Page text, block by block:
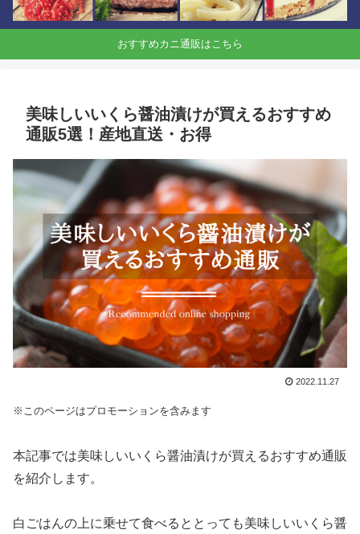
おすすめカニ通販はこちら
美味しいいくら醤油漬けが買えるおすすめ
通販5選！産地直送・お得
2022.11.27
※このページはプロモーションを含みます
本記事では美味しいいくら醤油漬けが買えるおすすめ通販
を紹介します。
白ごはんの上に乗せて食べるととっても美味しいいくら醤